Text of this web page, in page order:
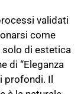
validati
come
di estetica
di “Eleganza
profondi. Il